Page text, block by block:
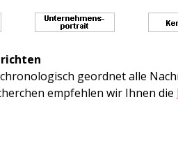
geordnet alle
empfehlen wir Ihnen die